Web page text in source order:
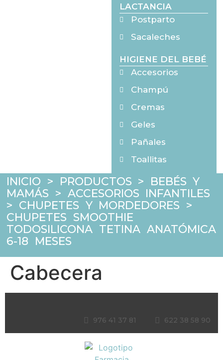
LACTANCIA
Postparto
Sacaleches
HIGIENE DEL BEBÉ
Accesorios
Champú
Cremas
Geles
Pañales
Toallitas
INICIO > PRODUCTOS > BEBÉS Y
MAMÁS > ACCESORIOS INFANTILES
> CHUPETES Y MORDEDORES >
CHUPETES SMOOTHIE
TODOSILICONA TETINA ANATÓMICA
6-18 MESES
Cabecera
976 41 37 81 622 38 58 90